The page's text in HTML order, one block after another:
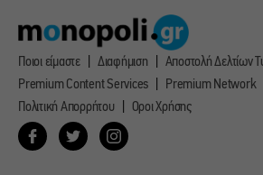
Ποιοι είμαστε Διαφήμιση
Αποστολή Δελτίων
Premium Content Services
Premium Network
Πολιτική Απορρήτου
Οροι Χρήσης